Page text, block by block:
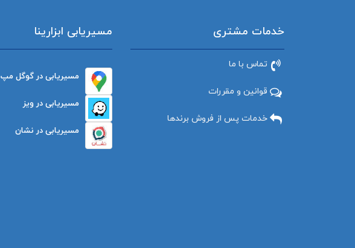
خدمات مشتری
تماس با ما
قوانین و مقررات
خدمات پس از فروش برندها
مسیریابی ابزارینا
مسیریابی در گوگل مپ
مسیریابی در ویز
مسیریابی در نشان